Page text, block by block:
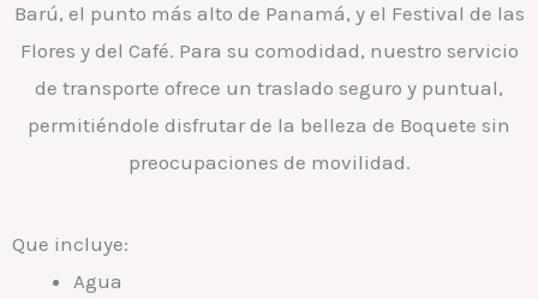
Barú, el punto más alto de Panamá, y el Festival de las
Flores y del Café. Para su comodidad, nuestro servicio
de transporte ofrece un traslado seguro y puntual,
permitiéndole disfrutar de la belleza de Boquete sin
preocupaciones de movilidad.
Que incluye:
Agua